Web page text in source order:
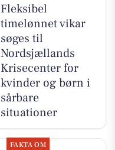
Fleksibel
timelønnet vikar
søges til
Nordsjællands
Krisecenter for
kvinder og børn i
sårbare
situationer
FAKTA OM